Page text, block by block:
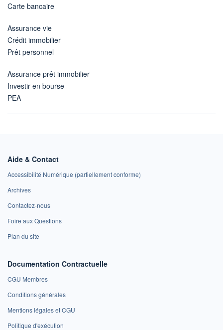
Carte bancaire
Assurance vie
Crédit immobilier
Prêt personnel
Assurance prêt immobilier
Investir en bourse
PEA
Aide & Contact
Accessibilité Numérique (partiellement conforme)
Archives
Contactez-nous
Foire aux Questions
Plan du site
Documentation Contractuelle
CGU Membres
Conditions générales
Mentions légales et CGU
Politique d'exécution